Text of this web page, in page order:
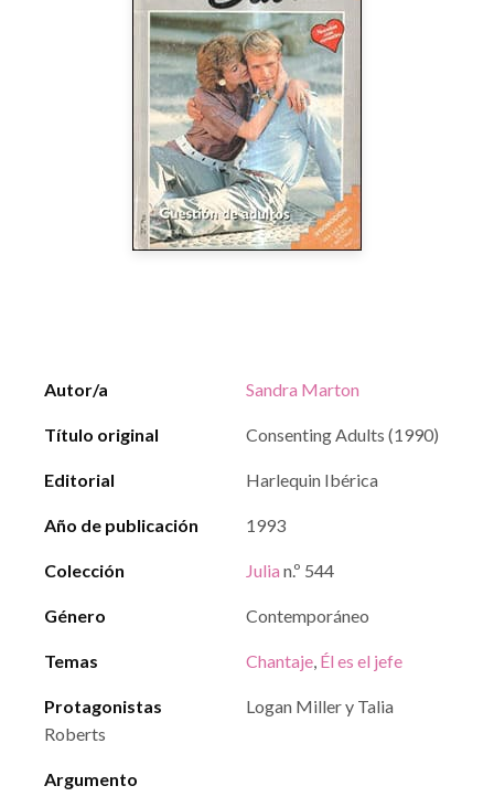
Autor/a Sandra Marton
Título original Consenting Adults (1990)
Editorial Harlequin Ibérica
Año de publicación 1993
Colección Julia n.º 544
Género Contemporáneo
Temas Chantaje, Él es el jefe
Protagonistas
Logan Miller y Talia
Roberts
Argumento